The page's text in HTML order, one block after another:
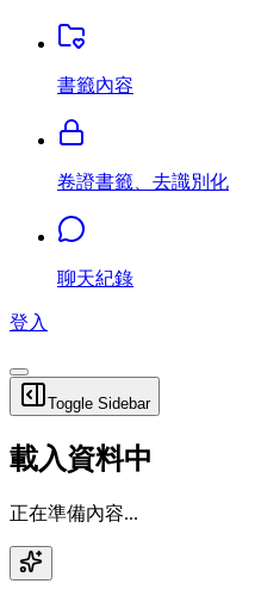
書籤內容
卷證書籤、去識別化
聊天紀錄
登入
Toggle Sidebar
載入資料中
正在準備內容...